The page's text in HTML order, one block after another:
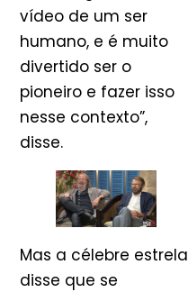
vídeo de um ser
humano, e é muito
divertido ser o
pioneiro e fazer isso
nesse contexto”,
disse.
Mas a célebre estrela
disse que se